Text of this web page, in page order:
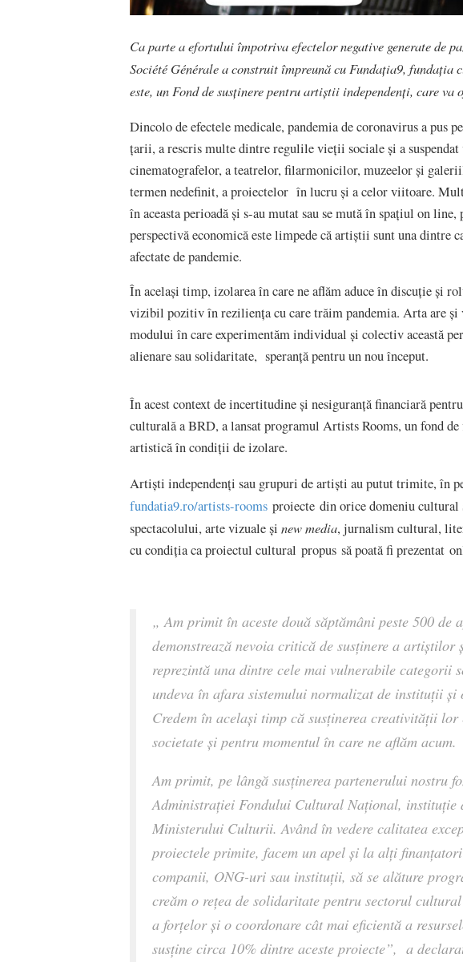
Ca parte a efortului împotrivaefectelor negative generate de
Société Générale a construit împreună cu Fundaţia9,
este, un Fond de susţinere pentru artiştii independenţi, care
Dincolo de efectele medicale, pandemia de coronavirus a pus
ţarii, a rescris multe dintre regulile vieții sociale și a
cinematografelor, a teatrelor, filarmonicilor, muzeelor și
termen nedefinit, a proiectelor în lucru și a celor viitoare.
în aceasta perioadă şi s-au mutat sau se mută în spaţiul on
perspectivă economică este limpede că artiştii sunt una dintre
afectate de pandemie.
În acelaşi timp, izolarea în care ne aflăm aduce în discuţie şi
vizibil pozitiv în reziliența cu care trăim pandemia. Arta are și
modului în care experimentăm individual și colectiv această
alienare sau solidaritate, speranţă pentru un nou început.
În acest context de incertitudine și nesiguranță financiară
culturală a BRD, a lansat programul Artists Rooms, un fond
artistică în condiții de izolare.
Artiști independenți sau grupuri de artiști au putut trimite, în
fundatia9.ro/artists-rooms proiecte din orice domeniu cultural
spectacolului, arte vizuale și new media, jurnalism cultural,
cu condiția ca proiectul cultural propus să poată fi prezentat
„Am primit în aceste două săptămâni peste 500 de
demonstrează nevoia critică de susținere a
reprezintă una dintre cele mai vulnerabile categorii
undeva în afara sistemului normalizat de instituții
Credem în acelaşi timp că susţinerea creativității lor
societate şi pentru momentul în care ne aflăm acum.
Am primit, pe lângă susţinerea partenerului nostru
Administrației Fondului Cultural Național, instituție
Ministerului Culturii. Având în vedere calitatea
proiectele primite, facem un apel şi la alţi
companii, ONG-uri sau instituţii, să se alăture
creăm o reţea de solidaritate pentru sectorul
a forţelor și o coordonare cât mai eficientă a
susţine circa 10% dintre aceste proiecte”, a